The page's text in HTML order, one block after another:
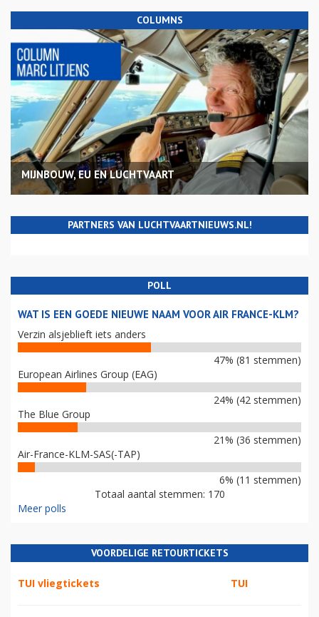
COLUMNS
MIJNBOUW, EU EN LUCHTVAART
PARTNERS VAN LUCHTVAARTNIEUWS.NL!
POLL
WAT IS EEN GOEDE NIEUWE NAAM VOOR AIR FRANCE-KLM?
Verzin alsjeblieft iets anders
47% (81 stemmen)
European Airlines Group (EAG)
24% (42 stemmen)
The Blue Group
21% (36 stemmen)
Air-France-KLM-SAS(-TAP)
6% (11 stemmen)
Totaal aantal stemmen: 170
Meer polls
VOORDELIGE RETOURTICKETS
TUI vliegtickets TUI